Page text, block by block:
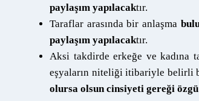
paylaşım yapılacaktır.
Taraflar arasında bir anlaşma
paylaşım yapılacaktır.
Aksi takdirde erkeğe ve kadına
eşyaların niteliği itibariyle belirli
olursa olsun cinsiyeti gereği özgü